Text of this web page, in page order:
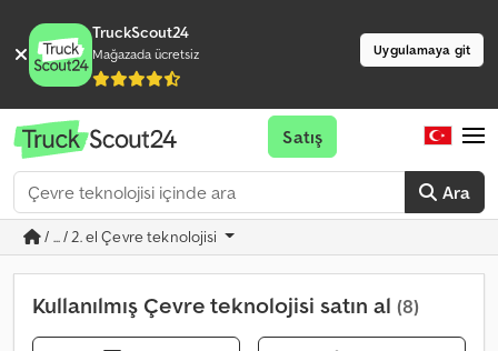
TruckScout24
Mağazada ücretsiz Uygulamaya git
Ara
Satış
/ ... / 2. el Çevre teknolojisi
Kullanılmış Çevre teknolojisi satın al (8)